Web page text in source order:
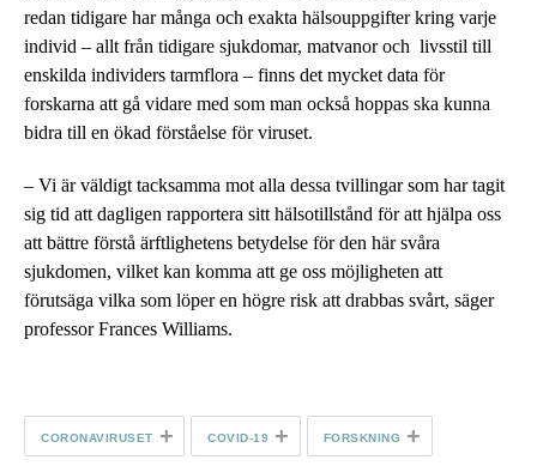
redan tidigare har många och exakta hälsouppgifter kring varje
individ – allt från tidigare sjukdomar, matvanor och livsstil till
enskilda individers tarmflora – finns det mycket data för
forskarna att gå vidare med som man också hoppas ska kunna
bidra till en ökad förståelse för viruset.
– Vi är väldigt tacksamma mot alla dessa tvillingar som har tagit
sig tid att dagligen rapportera sitt hälsotillstånd för att hjälpa oss
att bättre förstå ärftlighetens betydelse för den här svåra
sjukdomen, vilket kan komma att ge oss möjligheten att
förutsäga vilka som löper en högre risk att drabbas svårt, säger
professor Frances Williams.
CORONAVIRUSET + COVID-19 + FORSKNING +